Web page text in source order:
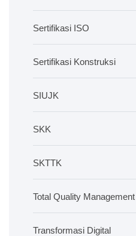
Sertifikasi ISO
Sertifikasi Konstruksi
SIUJK
SKK
SKTTK
Total Quality Management
Transformasi Digital